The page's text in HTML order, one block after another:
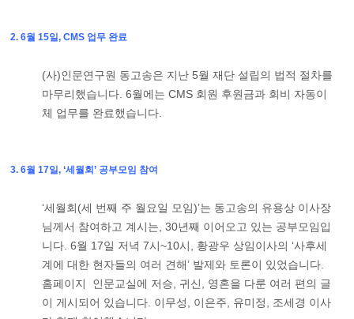
2. 6월 15일, CMS 업무 완료
(사)인문연구원 동고송은 지난 5월 재단 설립의 법적 절차를
마무리했습니다. 6월에는 CMS 회원 후원금과 회비 자동이
체 업무를 완료했습니다.
3. 6월 17일, ‘세월회’ 공부모임 참여
‘세월회(세 번째 주 월요일 모임)’는 동고송의 유용상 이사장
님께서 참여하고 계시는, 30년째 이어오고 있는 공부모임입
니다. 6월 17일 저녁 7시~10시, 황광우 상임이사의 ‘사후세
계에 대한 현자들의 여러 견해’ 발제와 토론이 있었습니다.
홈페이지 인문교실에 저승, 귀신, 영혼을 다룬 여러 편의 글
이 게시되어 있습니다. 이무성, 이은주, 유미정, 조세경 이사